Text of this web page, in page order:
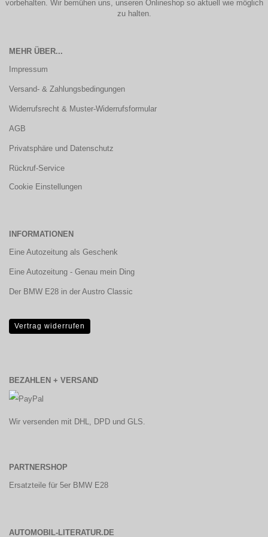
vorbehalten. Wir bemühen uns, unseren Onlineshop so aktuell wie möglich
zu halten.
MEHR ÜBER...
Impressum
Versand- & Zahlungsbedingungen
Widerrufsrecht & Muster-Widerrufsformular
AGB
Privatsphäre und Datenschutz
Rückruf-Service
Cookie Einstellungen
INFORMATIONEN
Eine Autozeitung als Geschenk
Eine Autozeitung - Genau mein Ding
Der BMW E28 in der Austro Classic
Vertrag widerrufen
BEZAHLEN + VERSAND
Wir versenden mit DHL, DPD und GLS.
PARTNERSHOP
Ersatzteile für 5er BMW E28
AUTOMOBIL-LITERATUR.DE